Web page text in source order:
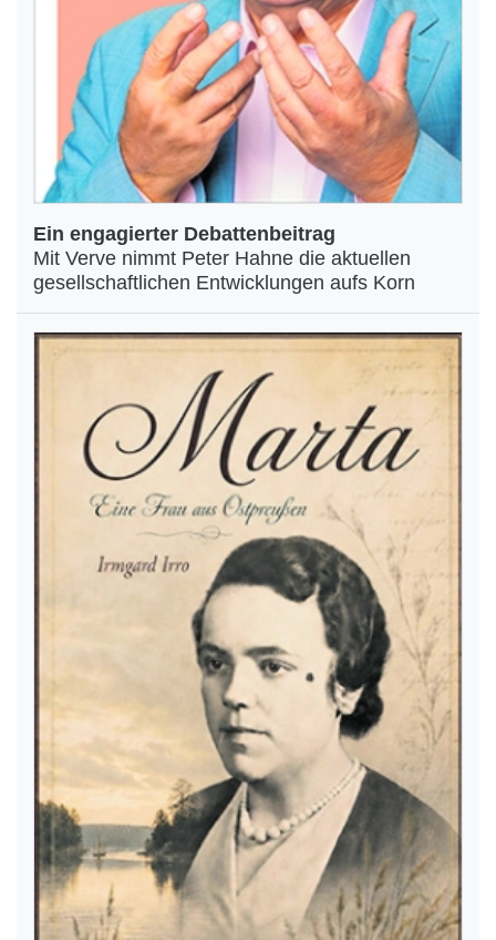
Ein engagierter Debattenbeitrag
Mit Verve nimmt Peter Hahne die aktuellen
gesellschaftlichen Entwicklungen aufs Korn